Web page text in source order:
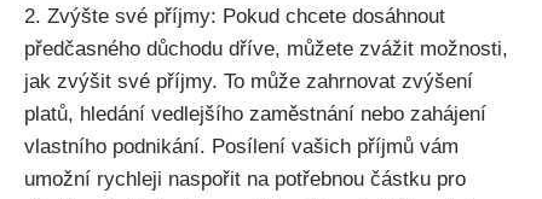
2. Zvýšte své příjmy: Pokud chcete dosáhnout
předčasného důchodu dříve, můžete zvážit možnosti,
jak zvýšit své příjmy. To může zahrnovat zvýšení
platů, hledání vedlejšího zaměstnání nebo zahájení
vlastního podnikání. Posílení vašich příjmů vám
umožní rychleji naspořit na potřebnou částku pro